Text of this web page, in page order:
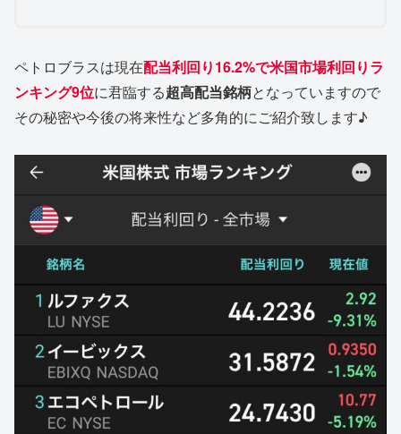
ペトロブラスは現在配当利回り16.2%で米国市場利回りラ
ンキング9位に君臨する超高配当銘柄となっていますので
その秘密や今後の将来性など多角的にご紹介致します♪